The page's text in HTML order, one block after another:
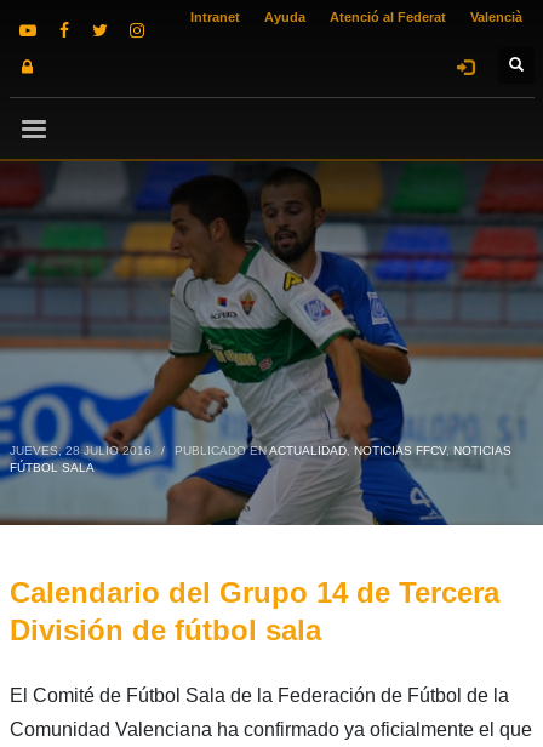
Intranet Ayuda Atenció al Federat Valencià
JUEVES, 28 JULIO 2016 / PUBLICADO ENACTUALIDAD, NOTICIAS FFCV, NOTICIAS
FÚTBOL SALA
Calendario del Grupo 14 de Tercera
División de fútbol sala
El Comité de Fútbol Sala de la Federación de Fútbol de la
Comunidad Valenciana ha confirmado ya oficialmente el que